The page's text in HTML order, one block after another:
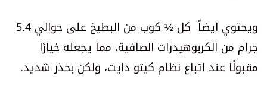
ويحتوي ايضاً كل ½ كوب من البطيخ على حوالي 5.4
جرام من الكربوهيدرات الصافية، مما يجعله خيارًا
مقبولًا عند اتباع نظام كيتو دايت، ولكن بحذر شديد.